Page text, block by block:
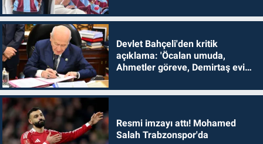
Devlet Bahçeli'den kritik
açıklama: 'Öcalan umuda,
Ahmetler göreve, Demirtaş evine
Resmi imzayı attı! Mohamed
Salah Trabzonspor'da